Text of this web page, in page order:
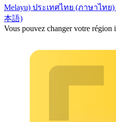
Melayu) ประเทศไทย (ภาษาไทย)
本語)
Vous pouvez changer votre région